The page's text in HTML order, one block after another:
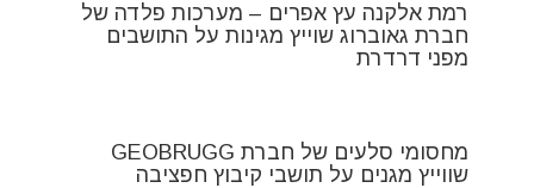
רמת אלקנה עץ אפרים – מערכות פלדה של
חברת גאוברוג שוייץ מגינות על התושבים
מפני דרדרת
מחסומי סלעים של חברת GEOBRUGG
שווייץ מגנים על תושבי קיבוץ חפציבה